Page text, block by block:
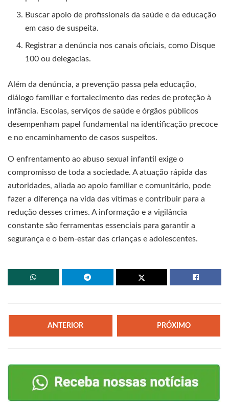
Buscar apoio de profissionais da saúde e da educação
em caso de suspeita.
Registrar a denúncia nos canais oficiais, como Disque
100 ou delegacias.
Além da denúncia, a prevenção passa pela educação,
diálogo familiar e fortalecimento das redes de proteção à
infância. Escolas, serviços de saúde e órgãos públicos
desempenham papel fundamental na identificação precoce
e no encaminhamento de casos suspeitos.
O enfrentamento ao abuso sexual infantil exige o
compromisso de toda a sociedade. A atuação rápida das
autoridades, aliada ao apoio familiar e comunitário, pode
fazer a diferença na vida das vítimas e contribuir para a
redução desses crimes. A informação e a vigilância
constante são ferramentas essenciais para garantir a
segurança e o bem-estar das crianças e adolescentes.
ANTERIOR PRÓXIMO